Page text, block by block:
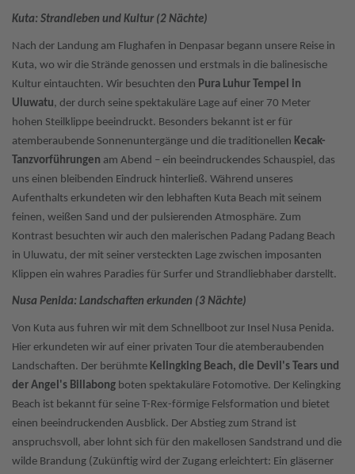
Kuta: Strandleben und Kultur (2 Nächte)
Nach der Landung am Flughafen in Denpasar begann unsere Reise in
Kuta, wo wir die Strände genossen und erstmals in die balinesische
Kultur eintauchten. Wir besuchten den Pura Luhur Tempel in
Uluwatu, der durch seine spektakuläre Lage auf einer 70 Meter
hohen Steilklippe beeindruckt. Besonders bekannt ist er für
atemberaubende Sonnenuntergänge und die traditionellen Kecak-
Tanzvorführungen am Abend – ein beeindruckendes Schauspiel, das
uns einen bleibenden Eindruck hinterließ. Während unseres
Aufenthalts erkundeten wir den lebhaften Kuta Beach mit seinem
feinen, weißen Sand und der pulsierenden Atmosphäre. Zum
Kontrast besuchten wir auch den malerischen Padang Padang Beach
in Uluwatu, der mit seiner versteckten Lage zwischen imposanten
Klippen ein wahres Paradies für Surfer und Strandliebhaber darstellt.
Nusa Penida: Landschaften erkunden (3 Nächte)
Von Kuta aus fuhren wir mit dem Schnellboot zur Insel Nusa Penida.
Hier erkundeten wir auf einer privaten Tour die atemberaubenden
Landschaften. Der berühmte Kelingking Beach, die Devil's Tears und
der Angel's Billabong boten spektakuläre Fotomotive. Der Kelingking
Beach ist bekannt für seine T-Rex-förmige Felsformation und bietet
einen beeindruckenden Ausblick. Der Abstieg zum Strand ist
anspruchsvoll, aber lohnt sich für den makellosen Sandstrand und die
wilde Brandung (Zukünftig wird der Zugang erleichtert: Ein gläserner